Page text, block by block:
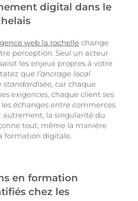
digital dans le
web la rochelle change
perception. Seul un acteur
les enjeux propres à votre
que l’ancrage local
standardisée, car chaque
exigences, chaque client ses
échanges entre commerces
autrement, la singularité du
tout, même la manière
formation digitale.
en formation
chez les